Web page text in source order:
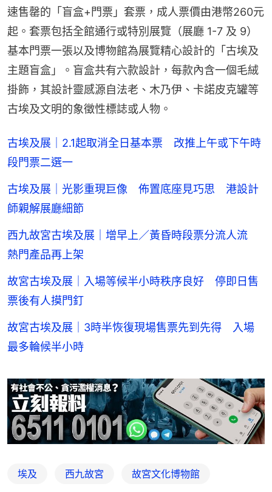
速售罄的「盲盒+門票」套票，成人票價由港幣260元
起。套票包括全館通行或特別展覽（展廳 1-7 及 9）
基本門票一張以及博物館為展覽精心設計的「古埃及
主題盲盒」。盲盒共有六款設計，每款內含一個毛絨
掛飾，其設計靈感源自法老、木乃伊、卡諾皮克罐等
古埃及文明的象徵性標誌或人物。
古埃及展｜2.1起取消全日基本票 改推上午或下午時
段門票二選一
古埃及展｜光影重現巨像 佈置底座見巧思 港設計
師親解展廳細節
西九故宮古埃及展｜增早上／黃昏時段票分流人流
熱門產品再上架
故宮古埃及展｜入場等候半小時秩序良好 停即日售
票後有人摸門釘
故宮古埃及展｜3時半恢復現場售票先到先得 入場
最多輪候半小時
埃及 西九故宮 故宮文化博物館